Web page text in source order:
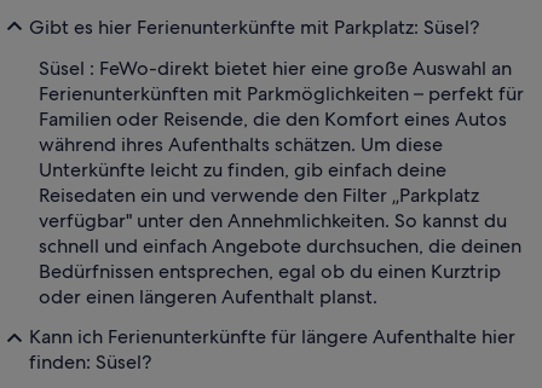
Gibt es hier Ferienunterkünfte mit Parkplatz: Süsel?
Süsel : FeWo-direkt bietet hier eine große Auswahl an
Ferienunterkünften mit Parkmöglichkeiten – perfekt für
Familien oder Reisende, die den Komfort eines Autos
während ihres Aufenthalts schätzen. Um diese
Unterkünfte leicht zu finden, gib einfach deine
Reisedaten ein und verwende den Filter „Parkplatz
verfügbar" unter den Annehmlichkeiten. So kannst du
schnell und einfach Angebote durchsuchen, die deinen
Bedürfnissen entsprechen, egal ob du einen Kurztrip
oder einen längeren Aufenthalt planst.
Kann ich Ferienunterkünfte für längere Aufenthalte hier
finden: Süsel?